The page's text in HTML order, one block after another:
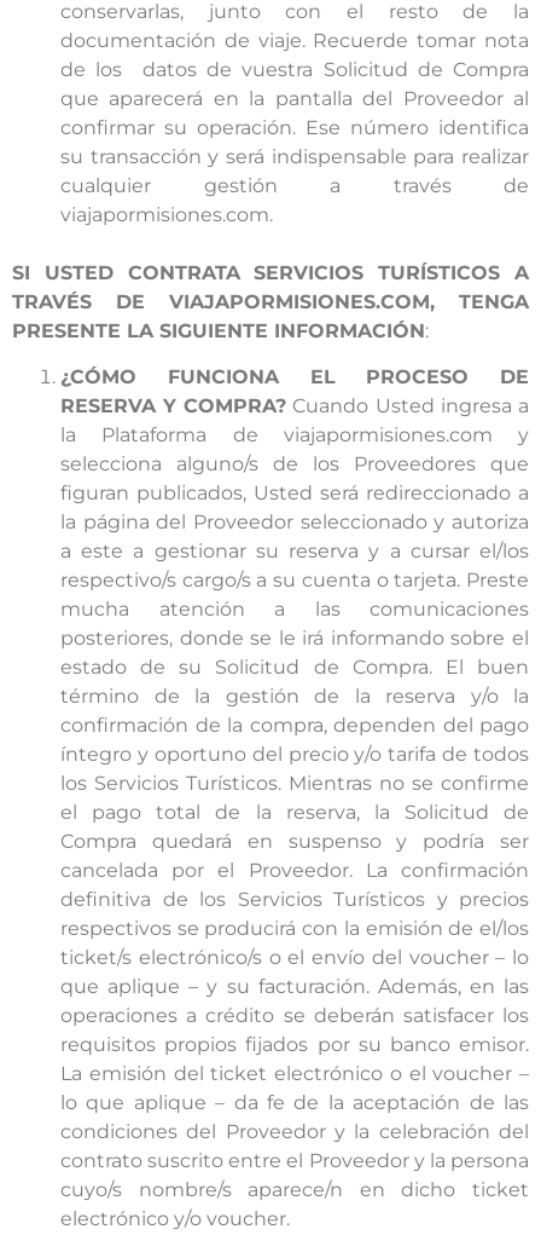
conservarlas, junto con el resto de la
documentación de viaje. Recuerde tomar nota
de los datos de vuestra Solicitud de Compra
que aparecerá en la pantalla del Proveedor al
confirmar su operación. Ese número identifica
su transacción y será indispensable para realizar
cualquier gestión a través de
viajapormisiones.com.
SI USTED CONTRATA SERVICIOS TURÍSTICOS A
TRAVÉS DE VIAJAPORMISIONES.COM, TENGA
PRESENTE LA SIGUIENTE INFORMACIÓN:
¿CÓMO FUNCIONA EL PROCESO DE
RESERVA Y COMPRA? Cuando Usted ingresa a
la Plataforma de viajapormisiones.com y
selecciona alguno/s de los Proveedores que
figuran publicados, Usted será redireccionado a
la página del Proveedor seleccionado y autoriza
a este a gestionar su reserva y a cursar el/los
respectivo/s cargo/s a su cuenta o tarjeta. Preste
mucha atención a las comunicaciones
posteriores, donde se le irá informando sobre el
estado de su Solicitud de Compra. El buen
término de la gestión de la reserva y/o la
confirmación de la compra, dependen del pago
íntegro y oportuno del precio y/o tarifa de todos
los Servicios Turísticos. Mientras no se confirme
el pago total de la reserva, la Solicitud de
Compra quedará en suspenso y podría ser
cancelada por el Proveedor. La confirmación
definitiva de los Servicios Turísticos y precios
respectivos se producirá con la emisión de el/los
ticket/s electrónico/s o el envío del voucher – lo
que aplique – y su facturación. Además, en las
operaciones a crédito se deberán satisfacer los
requisitos propios fijados por su banco emisor.
La emisión del ticket electrónico o el voucher –
lo que aplique – da fe de la aceptación de las
condiciones del Proveedor y la celebración del
contrato suscrito entre el Proveedor y la persona
cuyo/s nombre/s aparece/n en dicho ticket
electrónico y/o voucher.